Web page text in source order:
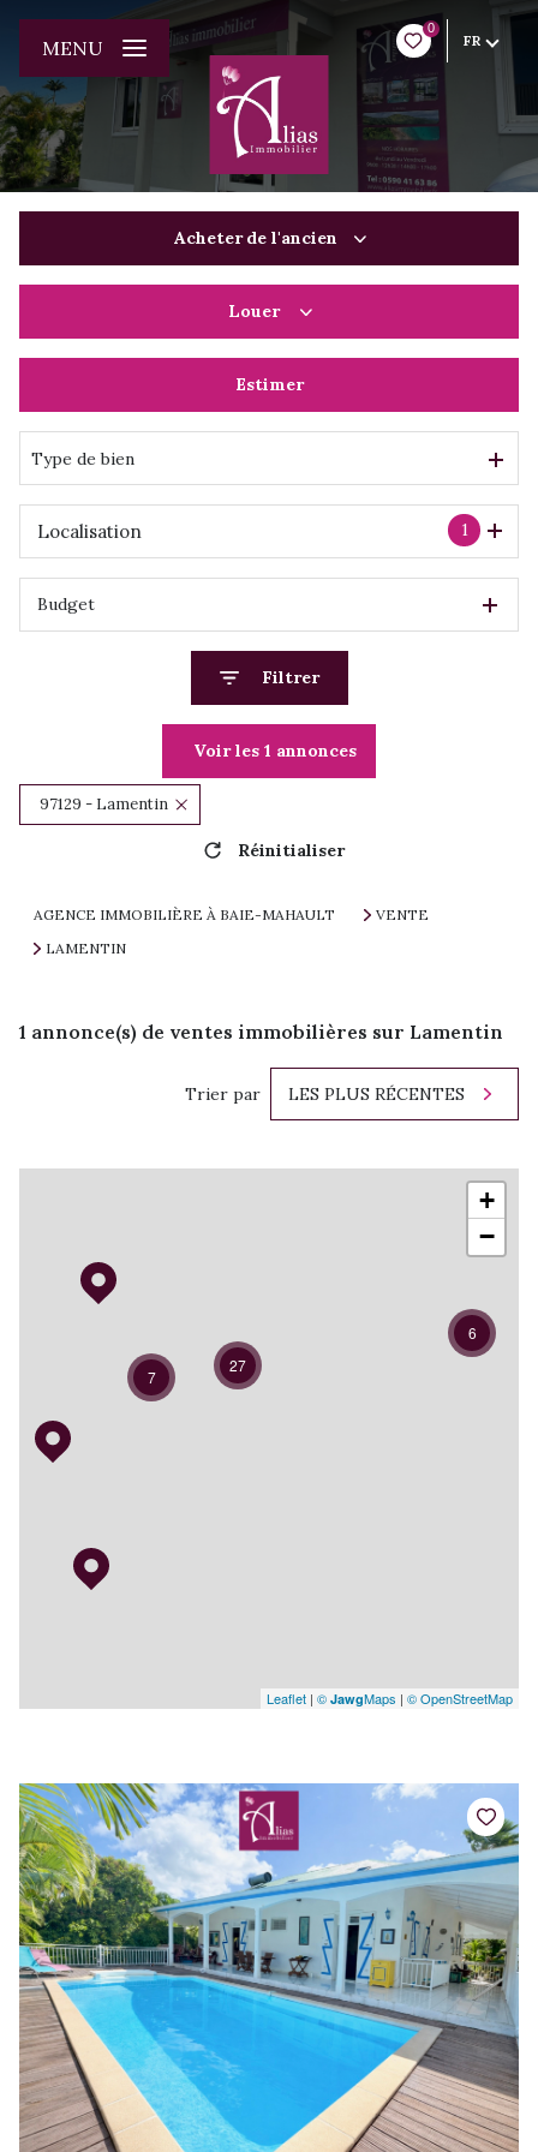
0
FR
MENU
Acheter de l'ancien
Du neuf
Louer
De l'immo pro
Estimer
Type de bien
1
Localisation
Budget
Filtrer
Voir les 1 annonces
97129 - Lamentin
Réinitialiser
AGENCE IMMOBILIÈRE À BAIE-MAHAULT
VENTE
LAMENTIN
1 annonce(s) de ventes immobilières sur Lamentin
Trier par LES PLUS RÉCENTES
7
6
27
+
−
Leaflet | © JawgMaps | © OpenStreetMap